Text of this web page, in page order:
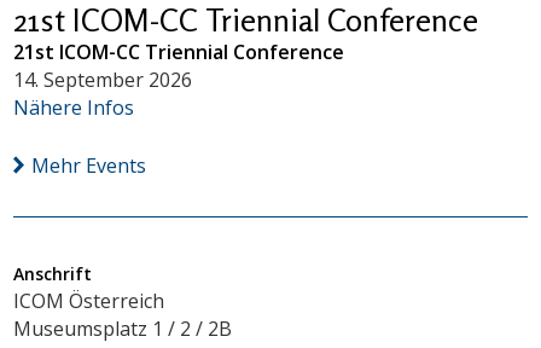
21st ICOM-CC Triennial Conference
21st ICOM-CC Triennial Conference
14. September 2026
Nähere Infos
Mehr Events
Anschrift
ICOM Österreich
Museumsplatz 1 / 2 / 2B